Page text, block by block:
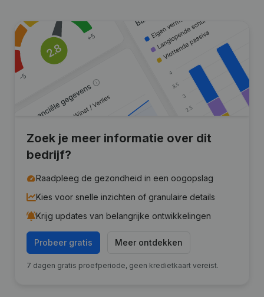
Zoek je meer informatie over dit
bedrijf?
Raadpleeg de gezondheid in een oogopslag
Kies voor snelle inzichten of granulaire details
Krijg updates van belangrijke ontwikkelingen
Probeer gratis Meer ontdekken
7 dagen gratis proefperiode, geen kredietkaart vereist.